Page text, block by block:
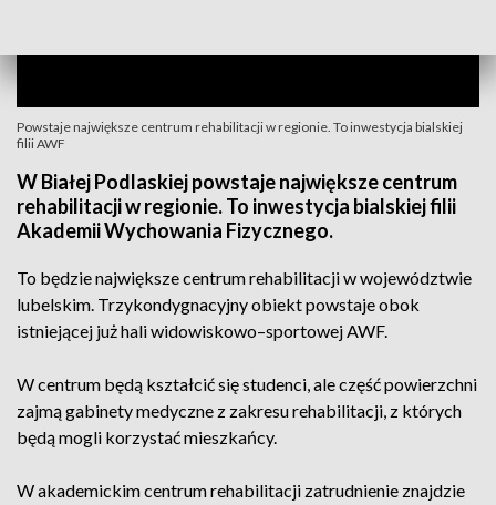
Powstaje największe centrum rehabilitacji w regionie. To inwestycja bialskiej
filii AWF
W Białej Podlaskiej powstaje największe centrum
rehabilitacji w regionie. To inwestycja bialskiej filii
Akademii Wychowania Fizycznego.
To będzie największe centrum rehabilitacji w województwie
lubelskim. Trzykondygnacyjny obiekt powstaje obok
istniejącej już hali widowiskowo–sportowej AWF.
W centrum będą kształcić się studenci, ale część powierzchni
zajmą gabinety medyczne z zakresu rehabilitacji, z których
będą mogli korzystać mieszkańcy.
W akademickim centrum rehabilitacji zatrudnienie znajdzie